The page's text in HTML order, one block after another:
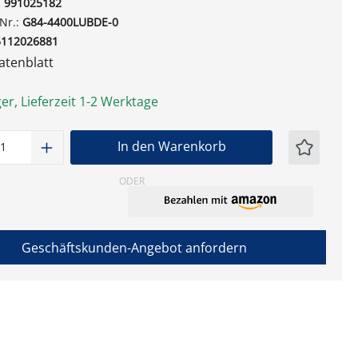
991025182
G84-4400LUBDE-0
Lieferzeit 1-2 Werktage
Anzahl: Gib den gewünschten Wert
In den Warenkorb
ODER
Geschäftskunden-Angebot anfordern